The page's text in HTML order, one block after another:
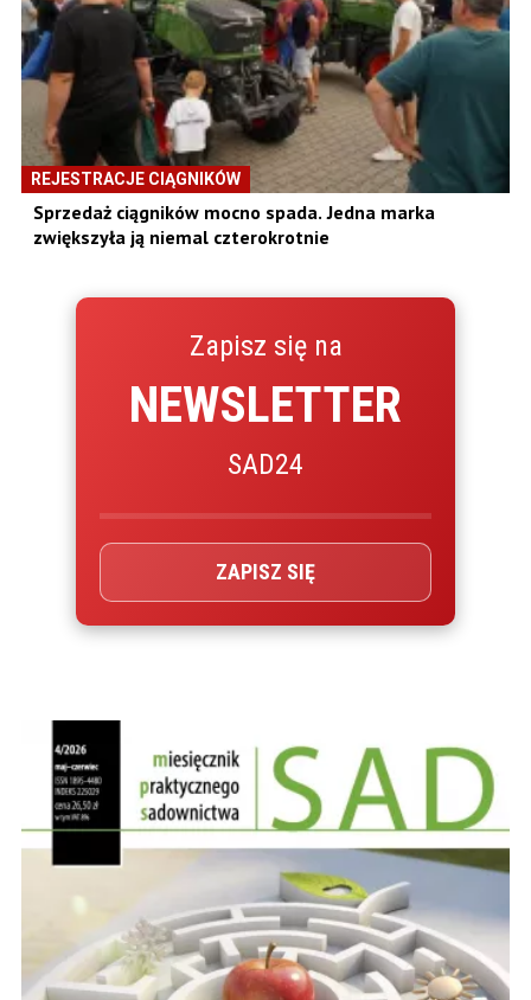
REJESTRACJE CIĄGNIKÓW
Sprzedaż ciągników mocno spada. Jedna marka
zwiększyła ją niemal czterokrotnie
Zapisz się na
NEWSLETTER
SAD24
ZAPISZ SIĘ